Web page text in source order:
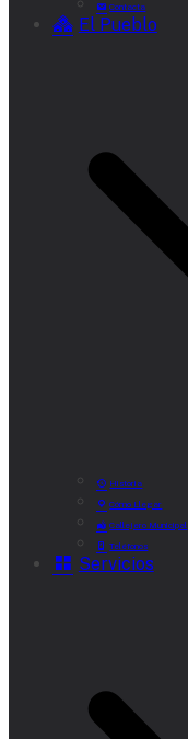
Contacta
El Pueblo
Historia
Cómo Llegar
Callejero Municipal
Teléfonos
Servicios